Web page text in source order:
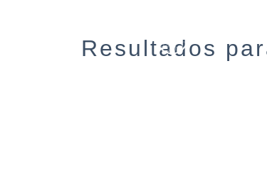
Resultados